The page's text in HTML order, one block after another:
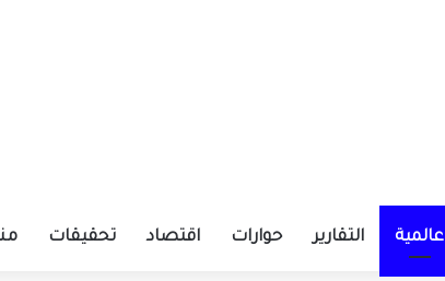
عالمية التقارير حوارات اقتصاد تحقيقات